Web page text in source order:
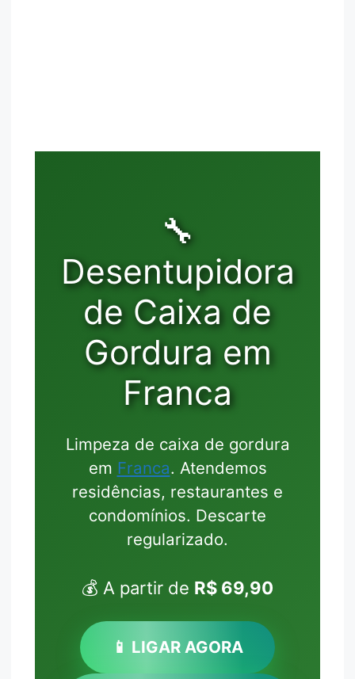
🔧
Desentupidora
de Caixa de
Gordura em
Franca
Limpeza de caixa de gordura
em Franca. Atendemos
residências, restaurantes e
condomínios. Descarte
regularizado.
💰 A partir de R$ 69,90
📱 LIGAR AGORA